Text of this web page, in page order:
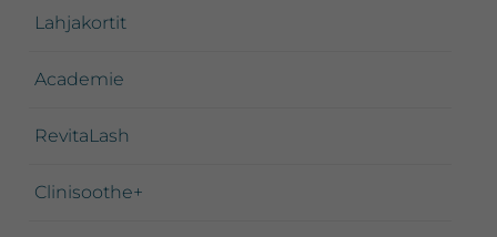
Lahjakortit
Academie
RevitaLash
Clinisoothe+